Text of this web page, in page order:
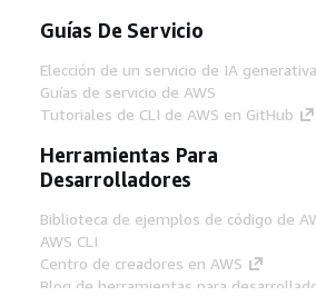
Guías De Servicio
Elección de un servicio de IA generativa
Guías de servicio de AWS
Tutoriales de CLI de AWS en GitHub
Herramientas Para
Desarrolladores
Biblioteca de ejemplos de código de
AWS CLI
Centro de creadores en AWS
Blog de herramientas para